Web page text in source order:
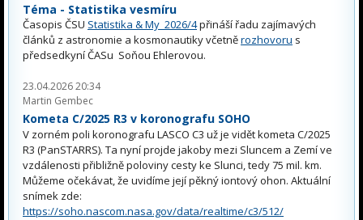
Téma - Statistika vesmíru
Časopis ČSU Statistika & My 2026/4přináší řadu zajímavých
článků z astronomie a kosmonautiky včetněrozhovoru s
předsedkyní ČASu Soňou Ehlerovou.
23.04.2026 20:34
Martin Gembec
Kometa C/2025 R3 v koronografu SOHO
V zorném poli koronografu LASCO C3 už je vidět kometa C/2025
R3 (PanSTARRS). Ta nyní projde jakoby mezi Sluncem a Zemí ve
vzdálenosti přibližně poloviny cesty ke Slunci, tedy 75 mil. km.
Můžeme očekávat, že uvidíme její pěkný iontový ohon. Aktuální
snímek zde:
https://soho.nascom.nasa.gov/data/realtime/c3/512/